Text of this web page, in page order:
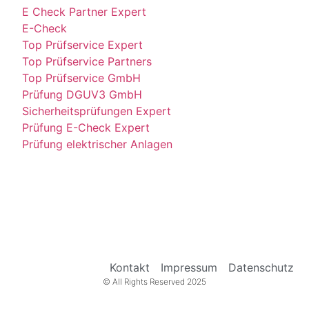
E Check Partner Expert
E-Check
Top Prüfservice Expert
Top Prüfservice Partners
Top Prüfservice GmbH
Prüfung DGUV3 GmbH
Sicherheitsprüfungen Expert
Prüfung E-Check Expert
Prüfung elektrischer Anlagen
Kontakt Impressum Datenschutz
© All Rights Reserved 2025